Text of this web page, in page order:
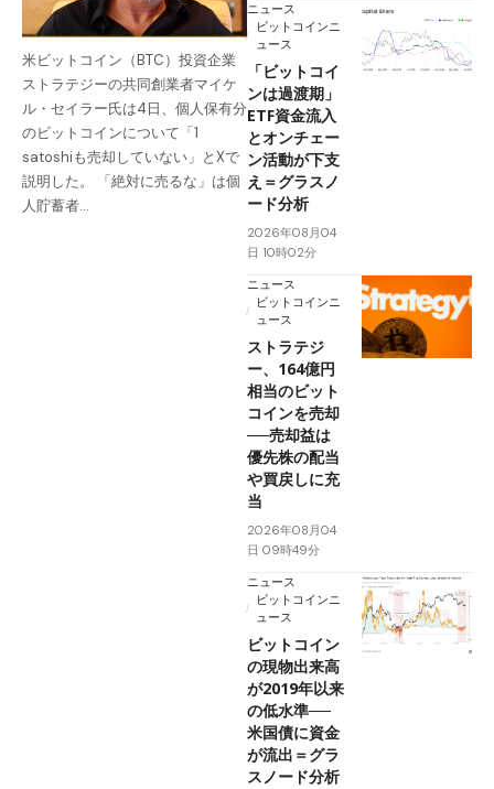
米ビットコイン（BTC）投資企業
ストラテジーの共同創業者マイケ
ル・セイラー氏は4日、個人保有分
のビットコインについて「1
satoshiも売却していない」とXで
説明した。 「絶対に売るな」は個
人貯蓄者…
ニュース
ビットコインニ
ュース
「ビットコイ
ンは過渡期」
ETF資金流入
とオンチェー
ン活動が下支
え＝グラスノ
ード分析
2026年08月04
日 10時02分
ニュース
ビットコインニ
ュース
ストラテジ
ー、164億円
相当のビット
コインを売却
──売却益は
優先株の配当
や買戻しに充
当
2026年08月04
日 09時49分
ニュース
ビットコインニ
ュース
ビットコイン
の現物出来高
が2019年以来
の低水準──
米国債に資金
が流出＝グラ
スノード分析